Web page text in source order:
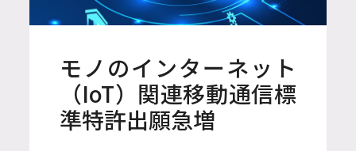
モノのインターネット
（IoT）関連移動通信標
準特許出願急増